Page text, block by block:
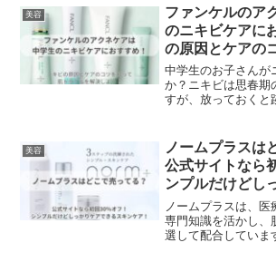
ファンデーション・
ライトの6つの機能
の時間を大幅に短縮
す。特に朝の忙しい
で六役をこなすアイ
す。
美容
ファンケルのア
のニキビケアに
の原因とケアの
ラブルを解決し
中学生のお子さんが
か？ニキビは思春期
すが、放っておくと
ケアが、ファンケ
ファンケルのアクネ
因となる過剰な皮脂
がふさがりにくい状
くれます。
美容
ノームプラスは
公式サイトなら
ンプルだけどし
スキンケア！
ノームプラスは、
専門知識を活かし、
選して配合していま